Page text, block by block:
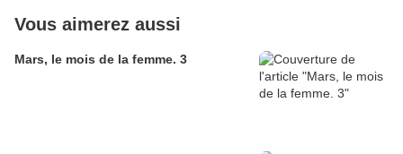
Vous aimerez aussi
Mars, le mois de la femme. 3